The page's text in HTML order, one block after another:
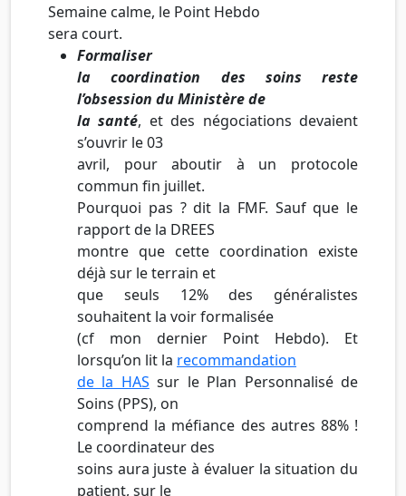
Semaine calme, le Point Hebdo
sera court.
Formaliser
la coordination des soins reste
l’obsession du Ministère de
la santé, et des négociations devaient
s’ouvrir le 03
avril, pour aboutir à un protocole
commun fin juillet.
Pourquoi pas ? dit la FMF. Sauf que le
rapport de la DREES
montre que cette coordination existe
déjà sur le terrain et
que seuls 12% des généralistes
souhaitent la voir formalisée
(cf mon dernier Point Hebdo). Et
lorsqu’on lit la recommandation
de la HAS sur le Plan Personnalisé de
Soins (PPS), on
comprend la méfiance des autres 88% !
Le coordinateur des
soins aura juste à évaluer la situation du
patient, sur le